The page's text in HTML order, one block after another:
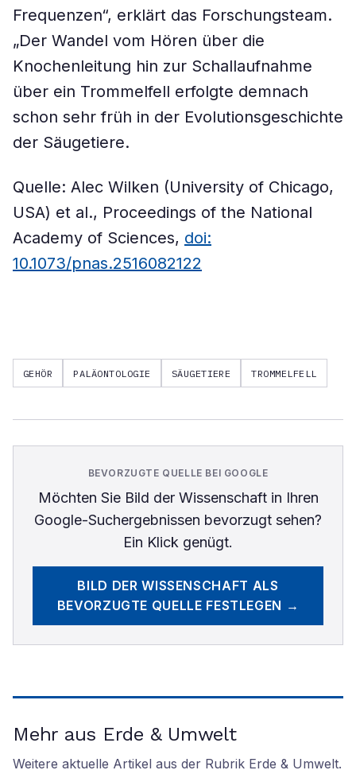
Frequenzen“, erklärt das Forschungsteam.
„Der Wandel vom Hören über die
Knochenleitung hin zur Schallaufnahme
über ein Trommelfell erfolgte demnach
schon sehr früh in der Evolutionsgeschichte
der Säugetiere.
Quelle: Alec Wilken (University of Chicago,
USA) et al., Proceedings of the National
Academy of Sciences, doi:
10.1073/pnas.2516082122
GEHÖR PALÄONTOLOGIE SÄUGETIERE TROMMELFELL
BEVORZUGTE QUELLE BEI GOOGLE
Möchten Sie Bild der Wissenschaftin Ihren
Google-Suchergebnissen bevorzugt sehen?
Ein Klick genügt.
BILD DER WISSENSCHAFT ALS
BEVORZUGTE QUELLE FESTLEGEN →
Mehr aus Erde & Umwelt
Weitere aktuelle Artikel aus der Rubrik Erde & Umwelt.